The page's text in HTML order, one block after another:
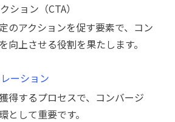
ション（CTA）
のアクションを促す要素で、コン
向上させる役割を果たします。
ーション
得するプロセスで、コンバージ
として重要です。